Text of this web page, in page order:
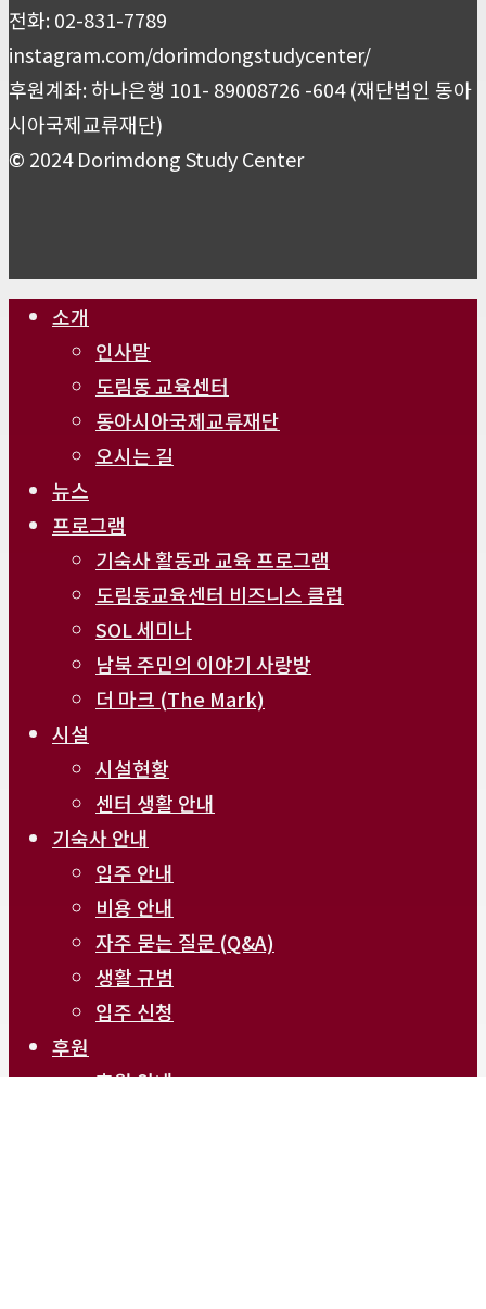
전화: 02-831-7789
instagram.com/dorimdongstudycenter/
후원계좌: 하나은행 101- 89008726 -604 (재단법인 동아
시아국제교류재단)
© 2024 Dorimdong Study Center
Close소개
인사말
도림동 교육센터
동아시아국제교류재단
오시는 길
뉴스
프로그램
기숙사 활동과 교육 프로그램
도림동교육센터 비즈니스 클럽
SOL 세미나
남북 주민의 이야기 사랑방
더 마크 (The Mark)
시설
시설현황
센터 생활 안내
기숙사 안내
입주 안내
비용 안내
자주 묻는 질문 (Q&A)
생활 규범
입주 신청
후원
후원 안내